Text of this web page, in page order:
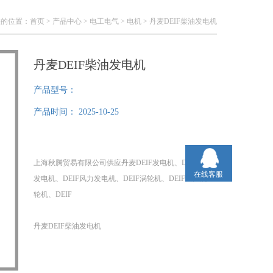
位置： 首页 > 产品中心 > 电工电气 > 电机 > 丹麦DEIF柴油发电机
丹麦DEIF柴油发电机
产品型号：
产品时间： 2025-10-25
上海秋腾贸易有限公司供应丹麦DEIF发电机、DEIF柴油
发电机、DEIF风力发电机、DEIF涡轮机、DEIF风力涡
轮机、DEIF
丹麦DEIF柴油发电机
在线客服